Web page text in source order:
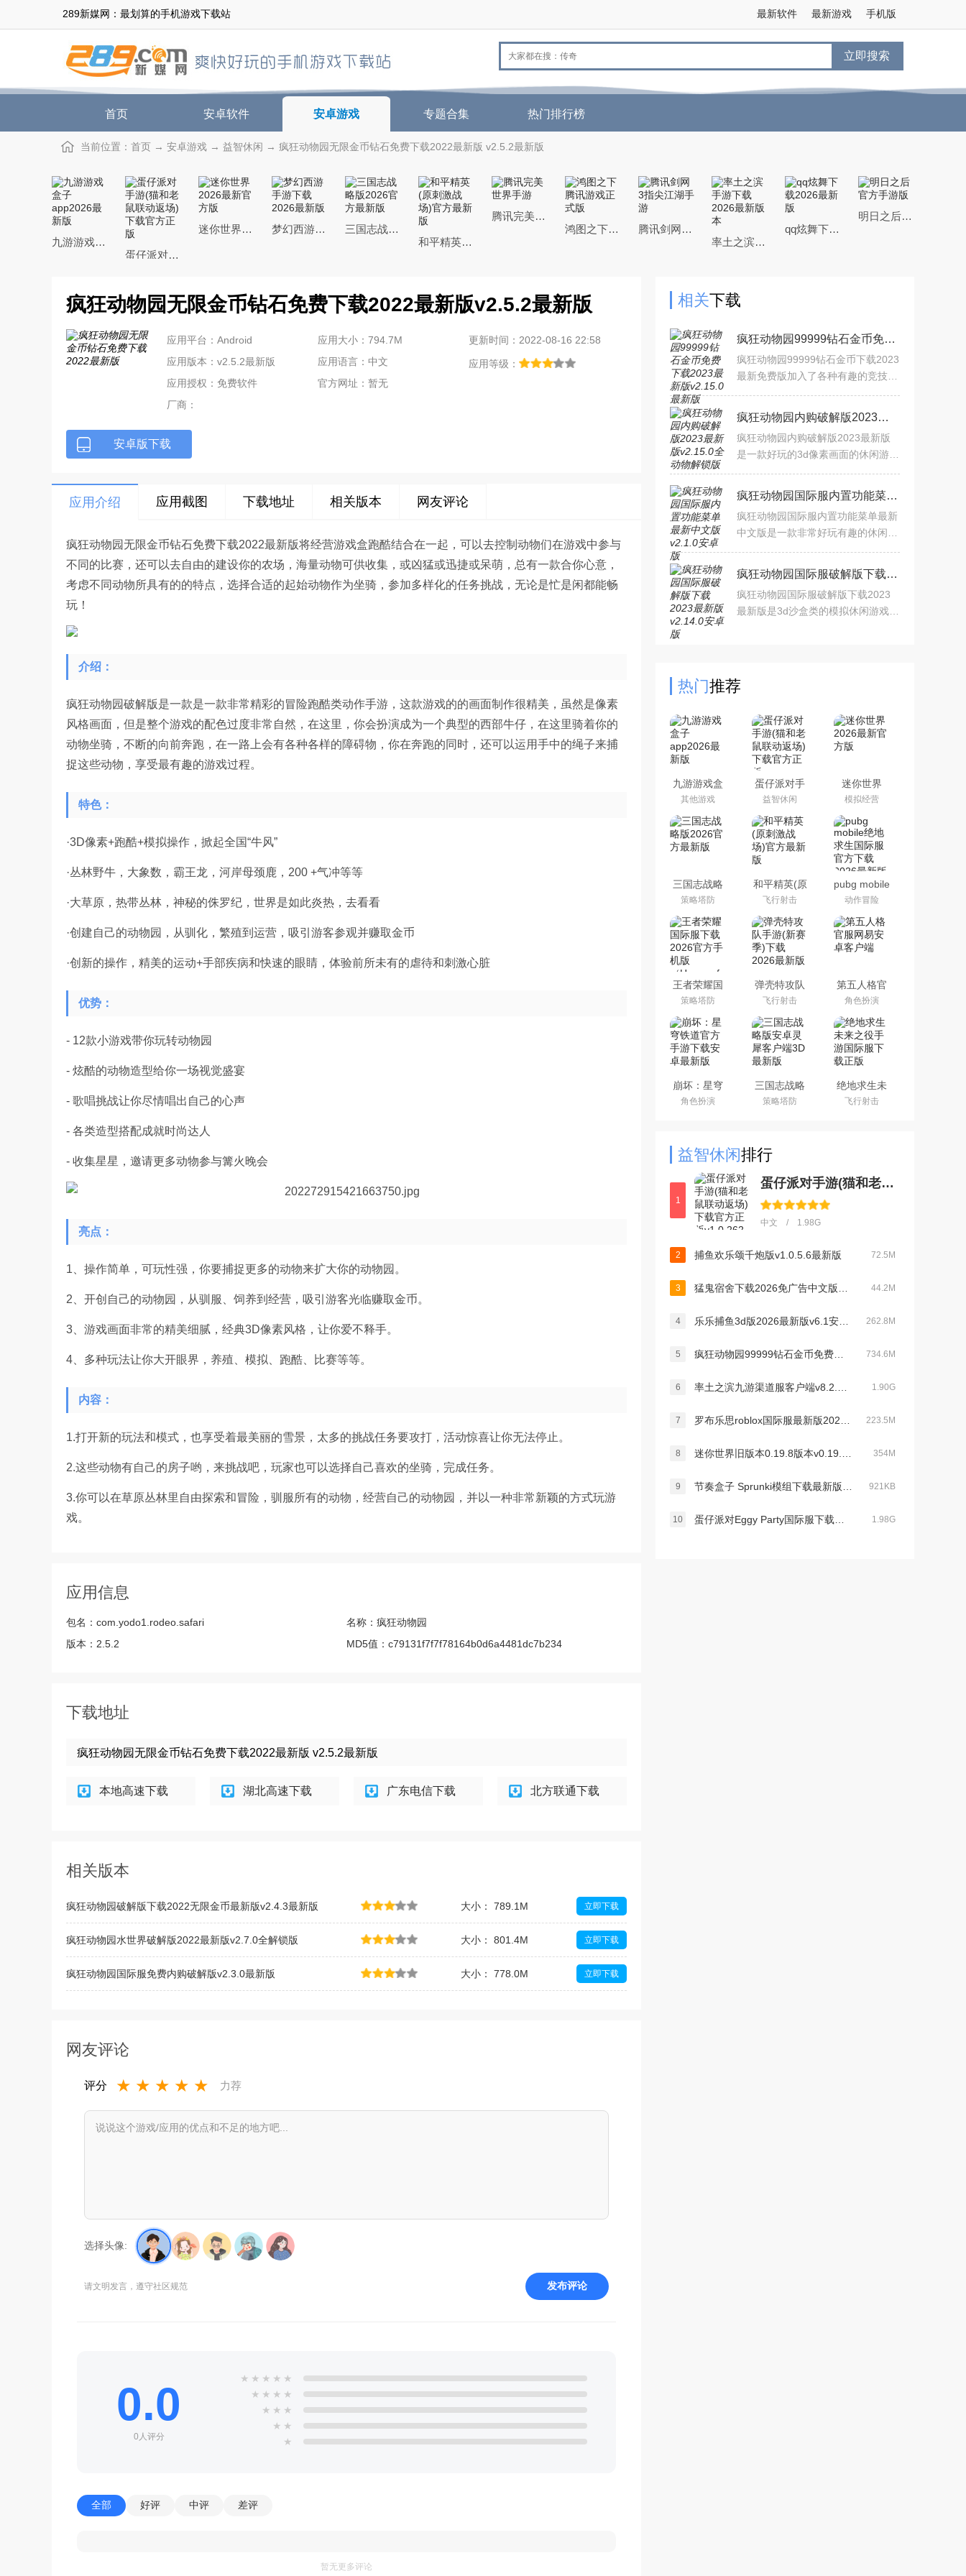
289新媒网：最划算的手机游戏下载站 手机版
最新游戏
最新软件
立即搜索
首页 安卓软件 安卓游戏 专题合集 热门排行榜
当前位置： 首页 → 安卓游戏 → 益智休闲 → 疯狂动物园无限金币钻石免费下载2022最新版 v2.5.2最新版
九游游戏盒子app2026最新版
蛋仔派对手游(猫和老鼠联动返场)下载官方正版
迷你世界2026最新官方版 梦幻西游手游下载2026最新版
三国志战略版2026官方最新版
和平精英(原刺激战场)官方最新版
腾讯完美世界手游
鸿图之下腾讯游戏正式版
腾讯剑网3指尖江湖手游
率土之滨手游下载2026最新版本
qq炫舞下载2026最新版
明日之后官方手游版
疯狂动物园无限金币钻石免费下载2022最新版v2.5.2最新版
应用平台：Android 应用大小：794.7M
更新时间：2022-08-16 22:58
应用版本：v2.5.2最新版
应用语言：中文
应用等级：
应用授权：免费软件
官方网址：暂无
厂商：
安卓版下载
应用介绍 应用截图 下载地址 相关版本 网友评论
疯狂动物园无限金币钻石免费下载2022最新版将经营游戏盒跑酷结合在一起，可以去控制动物们在游戏中参与
不同的比赛，还可以去自由的建设你的农场，海量动物可供收集，或凶猛或迅捷或呆萌，总有一款合你心意，
考虑不同动物所具有的的特点，选择合适的起始动物作为坐骑，参加多样化的任务挑战，无论是忙是闲都能畅
玩！
介绍：
疯狂动物园破解版是一款是一款非常精彩的冒险跑酷类动作手游，这款游戏的的画面制作很精美，虽然是像素
风格画面，但是整个游戏的配色过度非常自然，在这里，你会扮演成为一个典型的西部牛仔，在这里骑着你的
动物坐骑，不断的向前奔跑，在一路上会有各种各样的障碍物，你在奔跑的同时，还可以运用手中的绳子来捕
捉这些动物，享受最有趣的游戏过程。
特色：
·3D像素+跑酷+模拟操作，掀起全国“牛风”
·丛林野牛，大象数，霸王龙，河岸母颈鹿，200 +气冲等等
·大草原，热带丛林，神秘的侏罗纪，世界是如此炎热，去看看
·创建自己的动物园，从驯化，繁殖到运营，吸引游客参观并赚取金币
·创新的操作，精美的运动+手部疾病和快速的眼睛，体验前所未有的虐待和刺激心脏
优势：
- 12款小游戏带你玩转动物园
- 炫酷的动物造型给你一场视觉盛宴
- 歌唱挑战让你尽情唱出自己的心声
- 各类造型搭配成就时尚达人
- 收集星星，邀请更多动物参与篝火晚会
亮点：
1、操作简单，可玩性强，你要捕捉更多的动物来扩大你的动物园。
2、开创自己的动物园，从驯服、饲养到经营，吸引游客光临赚取金币。
3、游戏画面非常的精美细腻，经典3D像素风格，让你爱不释手。
4、多种玩法让你大开眼界，养殖、模拟、跑酷、比赛等等。
内容：
1.打开新的玩法和模式，也享受着最美丽的雪景，太多的挑战任务要攻打，活动惊喜让你无法停止。
2.这些动物有自己的房子哟，来挑战吧，玩家也可以选择自己喜欢的坐骑，完成任务。
3.你可以在草原丛林里自由探索和冒险，驯服所有的动物，经营自己的动物园，并以一种非常新颖的方式玩游
戏。
应用信息
包名： com.yodo1.rodeo.safari 名称： 疯狂动物园
版本： 2.5.2 MD5值： c79131f7f7f78164b0d6a4481dc7b234
下载地址
疯狂动物园无限金币钻石免费下载2022最新版 v2.5.2最新版
本地高速下载 湖北高速下载 广东电信下载 北方联通下载
相关版本
疯狂动物园破解版下载2022无限金币最新版v2.4.3最新版 大小： 789.1M 立即下载
疯狂动物园水世界破解版2022最新版v2.7.0全解锁版 大小： 801.4M 立即下载
疯狂动物园国际服免费内购破解版v2.3.0最新版 大小： 778.0M 立即下载
网友评论
评分 ★ ★ ★ ★ ★ 力荐
选择头像:
请文明发言，遵守社区规范 发布评论
0.0
0人评分
★ ★ ★ ★ ★
★ ★ ★ ★
★ ★ ★
★ ★
★
全部 好评 中评 差评
暂无更多评论
相关下载
疯狂动物园99999钻石金币免费下载2023最新版v2.15.0最新版
疯狂动物园99999钻石金币下载2023
最新免费版加入了各种有趣的竞技模
经营自己的动物园，探索神秘地区，
并获得更多稀有宠物，想成
疯狂动物园内购破解版2023最新版v2.15.0全动物解锁版
疯狂动物园内购破解版2023最新版
是一款好玩的3d像素画面的休闲游
不同的比赛，还可以去自由的建设你
的农场，开创自己的动物园，
疯狂动物园国际服内置功能菜单最新中文版v2.1.0安卓版
疯狂动物园国际服内置功能菜单最新
中文版是一款非常好玩有趣的休闲养
功能菜单，开启后功能有：可以免费
购买、动物不会狂躁、动
疯狂动物园国际服破解版下载2023最新版v2.14.0安卓版
疯狂动物园国际服破解版下载2023
最新版是3d沙盒类的模拟休闲游戏，
热门推荐
九游游戏盒
子app2026
最新版
其他游戏
蛋仔派对手
游(猫和老鼠
联动返场)下
载官方正版
益智休闲
迷你世界
2026最新官
方版
模拟经营
三国志战略
版2026官方
最新版
策略塔防
和平精英(原
刺激战场)官
方最新版
飞行射击
pubg mobile
绝地求生国
际服官方下
载2026最新
版本
动作冒险
王者荣耀国
际服下载
2026官方手
机版
（Honor of
Kings）
策略塔防
弹壳特攻队
手游(新赛
季)下载
2026最新版
飞行射击
第五人格官
服网易安卓
客户端
角色扮演
崩坏：星穹
铁道官方手
游下载安卓
角色扮演
三国志战略
版安卓灵犀
客户端3D最
策略塔防
绝地求生未
来之役手游
国际服下载
飞行射击
益智休闲排行
1
蛋仔派对手游(猫和老鼠联动返场)下载官方正版v1.0.262官方版
中文 / 1.98G
2 捕鱼欢乐颂千炮版v1.0.5.6最新版 72.5M
3 44.2M
4 262.8M
5 734.6M
6 1.90G
7 223.5M
8 354M
9 921KB
10 1.98G